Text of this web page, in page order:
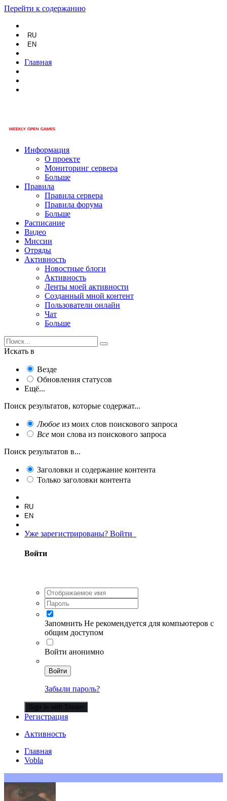
Перейти к содержанию
RU
EN
Главная
Информация
О проекте
Мониторинг сервера
Больше
Правила
Правила сервера
Правила форума
Больше
Расписание
Видео
Миссии
Отряды
Активность
Новостные блоги
Активность
Ленты моей активности
Созданный мной контент
Пользователи онлайн
Чат
Больше
Искать в
Везде
Обновления статусов
Ещё...
Поиск результатов, которые содержат...
Любое из моих слов поискового запроса
Все мои слова из поискового запроса
Поиск результатов в...
Заголовки и содержание контента
Только заголовки контента
RU
EN
Уже зарегистрированы? Войти
Войти
Запомнить Не рекомендуется для компьютеров с
общим доступом
Войти анонимно
Войти
Забыли пароль?
Sign in with Steam
Регистрация
Активность
Главная
Vobla